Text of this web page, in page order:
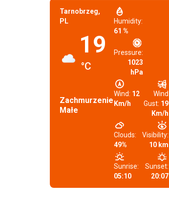
Tarnobrzeg,
PL
19
°C
Zachmurzenie
Małe
Humidity:
61 %
Pressure:
1023
hPa
Wind: 12
Km/h
Wind
Gust: 19
Km/h
Clouds:
49%
Visibility:
10 km
Sunrise:
05:10
Sunset:
20:07